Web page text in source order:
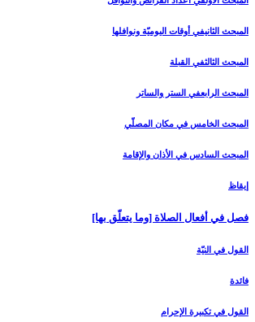
المبحث الثاني‏في أوقات اليوميّة ونوافلها
المبحث الثالث‏في القبلة
المبحث الرابع‏في الستر والساتر
المبحث الخامس ‏في مكان المصلّي‏
المبحث السادس‏ في الأذان والإقامة
إيقاظ
فصل في أفعال الصلاة [وما يتعلّق بها]
القول في النيّة
فائدة
القول في تكبيرة الإحرام‏